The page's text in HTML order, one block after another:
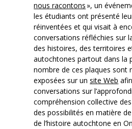
nous racontons », un
les étudiants ont présenté
réinventées et qui visait à
conversations réfléchies sur
des histoires, des territoires
autochtones partout dans la
nombre de ces plaques sont
exposées sur unsite Web
conversations sur
compréhension collective
des possibilités en matière
de l’histoire autochtone en